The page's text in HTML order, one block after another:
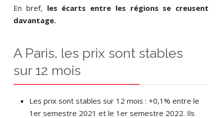
En bref, les écarts entre les régions se creusent
davantage.
A Paris, les prix sont stables
sur 12 mois
Les prix sont stables sur 12 mois : +0,1% entre le
1er semestre 2021 et le 1er semestre 2022. Ils